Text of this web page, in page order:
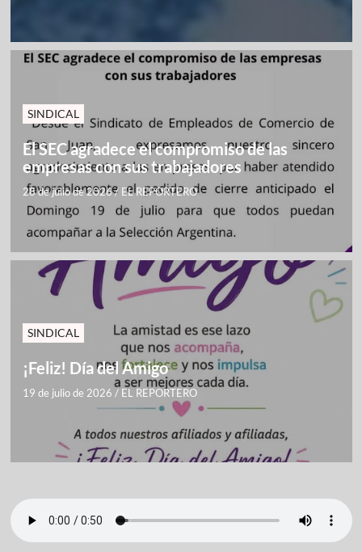
SINDICAL
El SEC agradece el compromiso de las
empresas con sus trabajadores
28 de julio de 2026/ EL REPORTERO
SINDICAL
¡Feliz! Día del Amigo
19 de julio de 2026 / EL REPORTERO